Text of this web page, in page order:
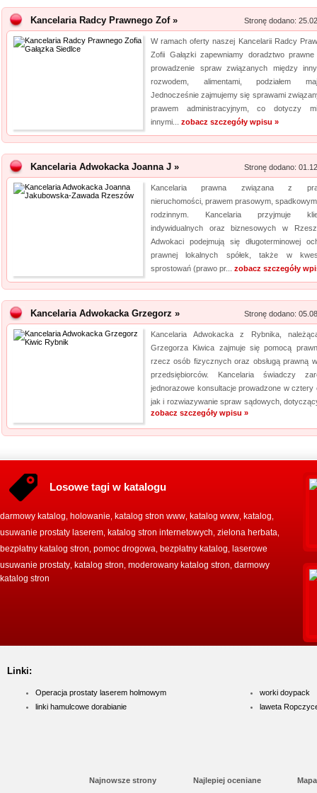
Kancelaria Radcy Prawnego Zof » Stronę dodano:
W ramach oferty naszej Kancelarii Radcy
Zofii Gałązki zapewniamy doradztwo
prowadzenie spraw związanych między
rozwodem, alimentami, podziałem
Jednocześnie zajmujemy się sprawami
prawem administracyjnym, co dotyczy
innymi... zobacz szczegóły wpisu »
Kancelaria Adwokacka Joanna J » Stronę dodano:
Kancelaria prawna związana z
nieruchomości, prawem prasowym,
rodzinnym. Kancelaria przyjmuje
indywidualnych oraz biznesowych w
Adwokaci podejmują się długoterminowej
prawnej lokalnych spółek, także w
sprostowań (prawo pr... zobacz szczegóły
Kancelaria Adwokacka Grzegorz » Stronę dodano:
Kancelaria Adwokacka z Rybnika,
Grzegorza Kiwica zajmuje się pomocą
rzecz osób fizycznych oraz obsługą prawną
przedsiębiorców. Kancelaria świadczy
jednorazowe konsultacje prowadzone w cztery
jak i rozwiazywanie spraw sądowych,
zobacz szczegóły wpisu »
Losowe tagi w katalogu
darmowy katalog holowanie katalog stron www katalog www katalog
usuwanie prostaty laserem katalog stron internetowych zielona herbata
bezpłatny katalog stron pomoc drogowa bezpłatny katalog
laserowe
usuwanie prostaty katalog stron moderowany katalog stron darmowy
katalog stron
Linki:
Operacja prostaty laserem holmowym
linki hamulcowe dorabianie
worki doypack
laweta
Najnowsze strony Najlepiej oceniane